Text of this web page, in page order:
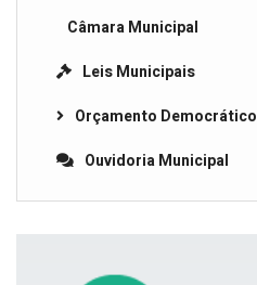
Câmara Municipal
Leis Municipais
Orçamento Democrático
Ouvidoria Municipal